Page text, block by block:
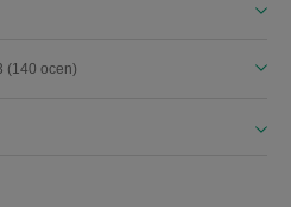
(140 ocen)